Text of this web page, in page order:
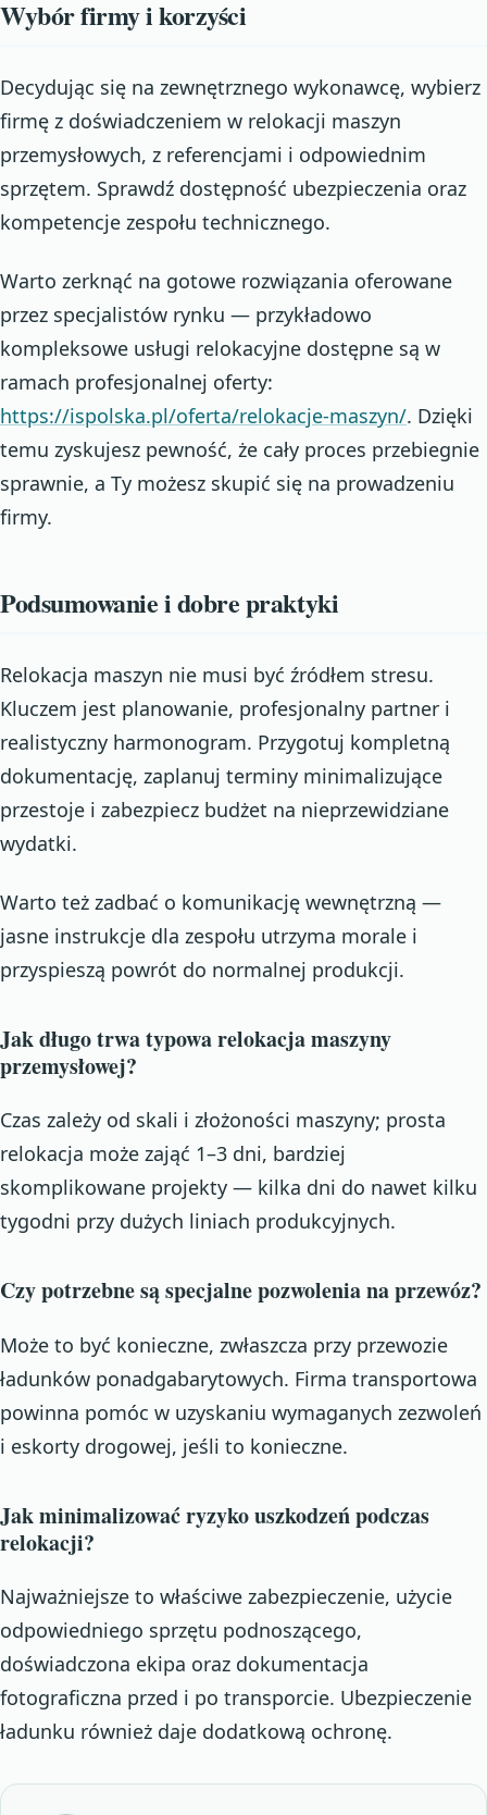
Wybór firmy i korzyści
Decydując się na zewnętrznego wykonawcę, wybierz
firmę z doświadczeniem w relokacji maszyn
przemysłowych, z referencjami i odpowiednim
sprzętem. Sprawdź dostępność ubezpieczenia oraz
kompetencje zespołu technicznego.
Warto zerknąć na gotowe rozwiązania oferowane
przez specjalistów rynku — przykładowo
kompleksowe usługi relokacyjne dostępne są w
ramach profesjonalnej oferty:
https://ispolska.pl/oferta/relokacje-maszyn/. Dzięki
temu zyskujesz pewność, że cały proces przebiegnie
sprawnie, a Ty możesz skupić się na prowadzeniu
firmy.
Podsumowanie i dobre praktyki
Relokacja maszyn nie musi być źródłem stresu.
Kluczem jest planowanie, profesjonalny partner i
realistyczny harmonogram. Przygotuj kompletną
dokumentację, zaplanuj terminy minimalizujące
przestoje i zabezpiecz budżet na nieprzewidziane
wydatki.
Warto też zadbać o komunikację wewnętrzną —
jasne instrukcje dla zespołu utrzyma morale i
przyspieszą powrót do normalnej produkcji.
Jak długo trwa typowa relokacja maszyny
przemysłowej?
Czas zależy od skali i złożoności maszyny; prosta
relokacja może zająć 1–3 dni, bardziej
skomplikowane projekty — kilka dni do nawet kilku
tygodni przy dużych liniach produkcyjnych.
Czy potrzebne są specjalne pozwolenia na przewóz?
Może to być konieczne, zwłaszcza przy przewozie
ładunków ponadgabarytowych. Firma transportowa
powinna pomóc w uzyskaniu wymaganych zezwoleń
i eskorty drogowej, jeśli to konieczne.
Jak minimalizować ryzyko uszkodzeń podczas
relokacji?
Najważniejsze to właściwe zabezpieczenie, użycie
odpowiedniego sprzętu podnoszącego,
doświadczona ekipa oraz dokumentacja
fotograficzna przed i po transporcie. Ubezpieczenie
ładunku również daje dodatkową ochronę.